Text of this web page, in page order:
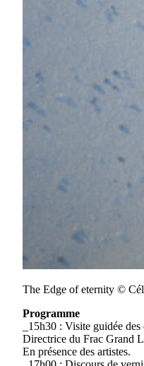
The Edge of eternity ©
Programme
_15h30 : Visite guidée
Directrice du Frac Grand
En présence des artistes.